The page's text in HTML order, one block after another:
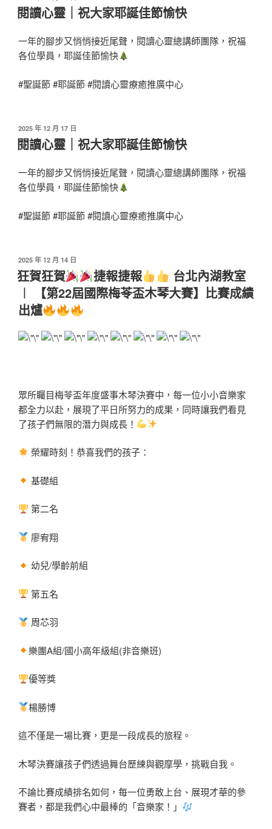
閱讀心靈｜祝大家耶誕佳節愉快
一年的腳步又悄悄接近尾聲，閱讀心靈總講師團隊，祝福
各位學員，耶誕佳節愉快
#聖誕節 #耶誕節 #閱讀心靈療癒推廣中心
2025 年 12 月 17 日
閱讀心靈｜祝大家耶誕佳節愉快
一年的腳步又悄悄接近尾聲，閱讀心靈總講師團隊，祝福
各位學員，耶誕佳節愉快
#聖誕節 #耶誕節 #閱讀心靈療癒推廣中心
2025 年 12 月 14 日
狂賀狂賀 捷報捷報
台北內湖教室
︱ 【第22屆國際梅苓盃木琴大賽】比賽成績
出爐
眾所矚目梅苓盃年度盛事木琴決賽中，每一位小小音樂家
都全力以赴，展現了平日所努力的成果，同時讓我們看見
了孩子們無限的潛力與成長！
榮耀時刻！恭喜我們的孩子：
基礎組
第二名
廖宥翔
幼兒/學齡前組
第五名
周芯羽
樂團A組/國小高年級組(非音樂班)
優等獎
楊勝博
這不僅是一場比賽，更是一段成長的旅程。
木琴決賽讓孩子們透過舞台歷練與觀摩學，挑戰自我。
不論比賽成績排名如何，每一位勇敢上台、展現才華的參
賽者，都是我們心中最棒的「音樂家！」